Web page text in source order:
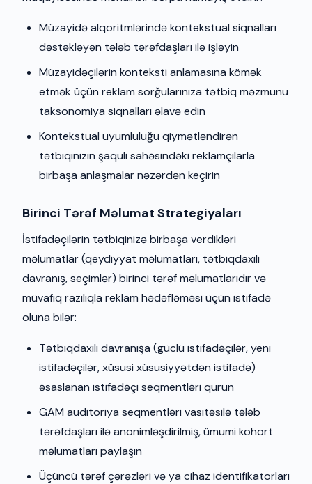
Müzayidə alqoritmlərində kontekstual siqnalları
dəstəkləyən tələb tərəfdaşları ilə işləyin
Müzayidəçilərin konteksti anlamasına kömək
etmək üçün reklam sorğularınıza tətbiq məzmunu
taksonomiya siqnalları əlavə edin
Kontekstual uyumluluğu qiymətləndirən
tətbiqinizin şaquli sahəsindəki reklamçılarla
birbaşa anlaşmalar nəzərdən keçirin
Birinci Tərəf Məlumat Strategiyaları
İstifadəçilərin tətbiqinizə birbaşa verdikləri
məlumatlar (qeydiyyat məlumatları, tətbiqdaxili
davranış, seçimlər) birinci tərəf məlumatlarıdır və
müvafiq razılıqla reklam hədəfləməsi üçün istifadə
oluna bilər:
Tətbiqdaxili davranışa (güclü istifadəçilər, yeni
istifadəçilər, xüsusi xüsusiyyətdən istifadə)
əsaslanan istifadəçi seqmentləri qurun
GAM auditoriya seqmentləri vasitəsilə tələb
tərəfdaşları ilə anonimləşdirilmiş, ümumi kohort
məlumatları paylaşın
Üçüncü tərəf çərəzləri və ya cihaz identifikatorları